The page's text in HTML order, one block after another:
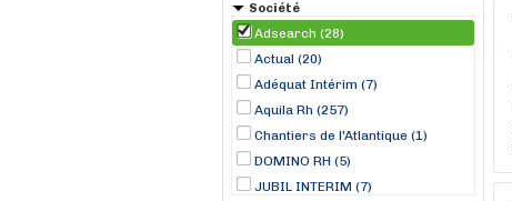
Joigny (1)
Le Plessis-Pâté (1)
Société
Adsearch (28)
Actual (20)
Adéquat Intérim (7)
Aquila Rh (257)
Chantiers de l'Atlantique (1)
DOMINO RH (5)
JUBIL INTERIM (7)